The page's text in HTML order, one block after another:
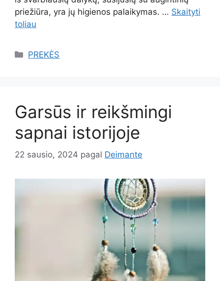
priežiūra, yra jų higienos palaikymas. … Skaityti
toliau
Kategorijos
PREKĖS
Garsūs ir reikšmingi
sapnai istorijoje
22 sausio, 2024 pagal Deimante